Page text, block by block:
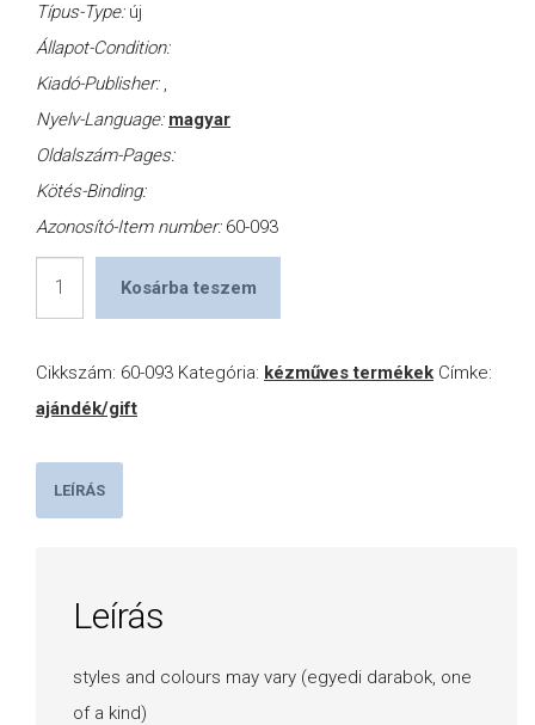
Típus-Type: új
Állapot-Condition:
Kiadó-Publisher: ,
Nyelv-Language: magyar
Oldalszám-Pages:
Kötés-Binding:
Azonosító-Item number: 60-093
Kosárba teszem
Cikkszám: 60-093 Kategória: kézműves termékek Címke:
ajándék/gift
LEÍRÁS
Leírás
styles and colours may vary (egyedi darabok, one
of a kind)